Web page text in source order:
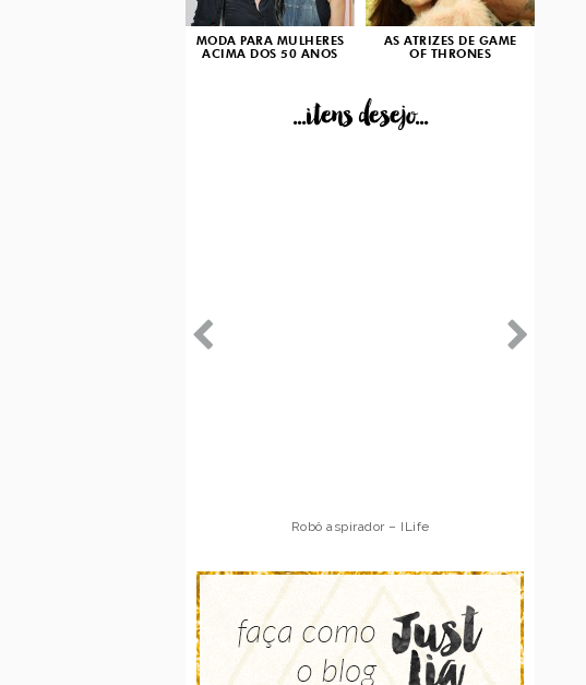
MODA PARA MULHERES
ACIMA DOS 50 ANOS
AS ATRIZES DE GAME
OF THRONES
...itens desejo...
Robô aspirador – ILife